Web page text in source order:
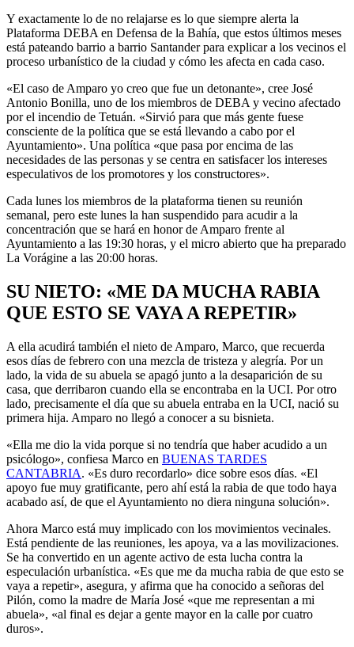
Y exactamente lo de no relajarse es lo que siempre alerta la
Plataforma DEBA en Defensa de la Bahía, que estos últimos meses
está pateando barrio a barrio Santander para explicar a los vecinos el
proceso urbanístico de la ciudad y cómo les afecta en cada caso.
«El caso de Amparo yo creo que fue un detonante», cree José
Antonio Bonilla, uno de los miembros de DEBA y vecino afectado
por el incendio de Tetuán. «Sirvió para que más gente fuese
consciente de la política que se está llevando a cabo por el
Ayuntamiento». Una política «que pasa por encima de las
necesidades de las personas y se centra en satisfacer los intereses
especulativos de los promotores y los constructores».
Cada lunes los miembros de la plataforma tienen su reunión
semanal, pero este lunes la han suspendido para acudir a la
concentración que se hará en honor de Amparo frente al
Ayuntamiento a las 19:30 horas, y el micro abierto que ha preparado
La Vorágine a las 20:00 horas.
SU NIETO: «ME DA MUCHA RABIA
QUE ESTO SE VAYA A REPETIR»
A ella acudirá también el nieto de Amparo, Marco, que recuerda
esos días de febrero con una mezcla de tristeza y alegría. Por un
lado, la vida de su abuela se apagó junto a la desaparición de su
casa, que derribaron cuando ella se encontraba en la UCI. Por otro
lado, precisamente el día que su abuela entraba en la UCI, nació su
primera hija. Amparo no llegó a conocer a su bisnieta.
«Ella me dio la vida porque si no tendría que haber acudido a un
psicólogo», confiesa Marco en BUENAS TARDES
CANTABRIA. «Es duro recordarlo» dice sobre esos días. «El
apoyo fue muy gratificante, pero ahí está la rabia de que todo haya
acabado así, de que el Ayuntamiento no diera ninguna solución».
Ahora Marco está muy implicado con los movimientos vecinales.
Está pendiente de las reuniones, les apoya, va a las movilizaciones.
Se ha convertido en un agente activo de esta lucha contra la
especulación urbanística. «Es que me da mucha rabia de que esto se
vaya a repetir», asegura, y afirma que ha conocido a señoras del
Pilón, como la madre de María José «que me representan a mi
abuela», «al final es dejar a gente mayor en la calle por cuatro
duros».